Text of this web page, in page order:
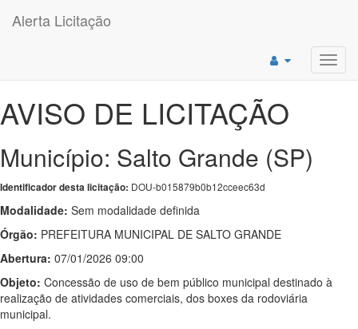
Alerta Licitação
AVISO DE LICITAÇÃO
Município: Salto Grande (SP)
Identificador desta licitação: DOU-b015879b0b12cceec63d
Modalidade: Sem modalidade definida
Órgão: PREFEITURA MUNICIPAL DE SALTO GRANDE
Abertura: 07/01/2026 09:00
Objeto: Concessão de uso de bem público municipal destinado à
realização de atividades comerciais, dos boxes da rodoviária
municipal.